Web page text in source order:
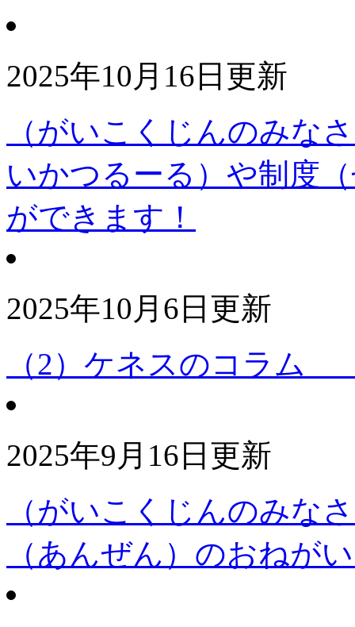
2025年10月16日更新
（がいこくじんのみな
いかつるーる）や制度
ができます！
2025年10月6日更新
（2）ケネスのコラム
2025年9月16日更新
（がいこくじんのみな
（あんぜん）のおねが